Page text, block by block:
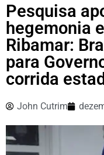
Pesquisa
hegemonia
Ribamar:
para
corrida
John Cutrim